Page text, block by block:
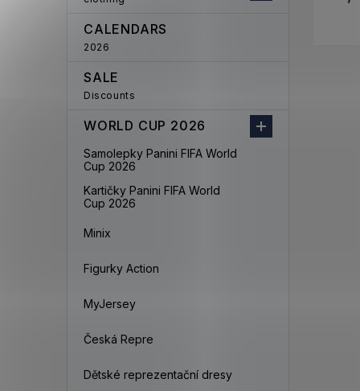
CALENDARS
2026
SALE
Discounts
WORLD CUP 2026
Samolepky Panini FIFA World
Cup 2026
Kartičky Panini FIFA World
Cup 2026
Minix
Figurky Action
MyJersey
Česká Repre
Dětské reprezentační dresy